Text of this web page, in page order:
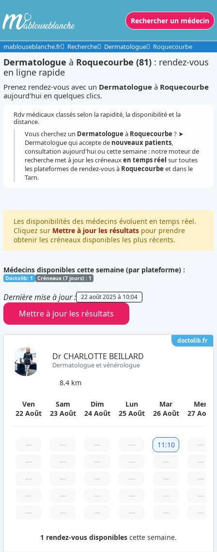
Rechercher un médecin
mablouseblanche.fr Recherche Dermatologue Roquecourbe
Dermatologue à Roquecourbe (81) : rendez-vous
en ligne rapide
Prenez rendez-vous avec un Dermatologue à Roquecourbe
aujourd'hui en quelques clics.
Rdv médicaux classés selon la rapidité, la disponibilité et la
distance.
Vous cherchez un Dermatologue à Roquecourbe ? ➤
Dermatologue qui accepte de nouveaux patients,
consultation aujourd'hui ou cette semaine : notre moteur de
recherche met à jour les créneauxen temps réel sur toutes
les plateformes de rendez-vous à Roquecourbe et dans le
Tarn.
Les disponibilités des médecins évoluent en temps réel.
Cliquez sur Mettre à jour les résultats pour prendre
obtenir les créneaux disponibles les plus récents.
Médecins disponibles cette semaine (par plateforme) :
Doctolib: 1 Créneaux (7 jours) : 1
Dernière mise à jour : 22 août 2025 à 10:04
Mettre à jour les résultats
doctolib.fr
Dr CHARLOTTE BEILLARD
Dermatologue et vénérologue
8.4 km
Ven
22 Août
Sam
23 Août
Dim
24 Août
Lun
25 Août
Mar
26 Août
Mer
27 Août
—
—
—
—
—
—
—
—
—
—
—
—
—
—
—
—
—
—
—
—
11:10
—
—
—
—
—
—
—
—
—
1 rendez-vous disponibles cette semaine.